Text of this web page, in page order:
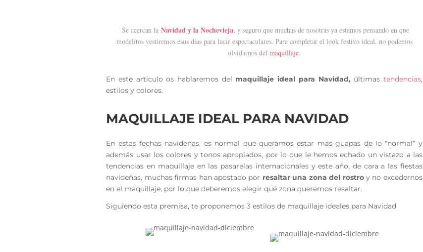
Se acercan laNavidad y la Nochevieja, y seguro que muchas de nosotras ya estamos pensando en que
modelitos vestiremos esos días para lucir espectaculares. Para completar el look festivo ideal, no podemos
olvidarnos delmaquillaje.
En este artículo os hablaremos del maquillaje ideal para Navidad, últimas tendencias,
estilos y colores.
MAQUILLAJE IDEAL PARA NAVIDAD
En estas fechas navideñas, es normal que queramos estar más guapas de lo “normal” y
además usar los colores y tonos apropiados, por lo que le hemos echado un vistazo a las
tendencias en maquillaje en las pasarelas internacionales y este año, de cara a las fiestas
navideñas, muchas firmas han apostado por resaltar una zona del rostroy no excedernos
en el maquillaje, por lo que deberemos elegir qué zona queremos resaltar.
Siguiendo esta premisa, te proponemos 3 estilos de maquillaje ideales para Navidad